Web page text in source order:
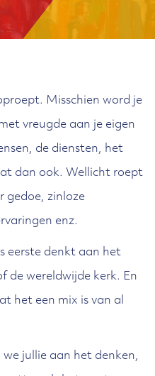
Misschien word je
vreugde aan je eigen
de diensten, het
dan ook. Wellicht roept
gedoe, zinloze
enz.
eerste denkt aan het
de wereldwijde kerk. En
het een mix is van al
jullie aan het denken,